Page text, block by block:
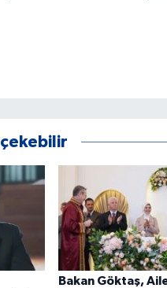
Bakan Göktaş,